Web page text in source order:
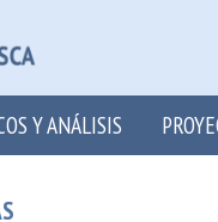
Y ANÁLISIS